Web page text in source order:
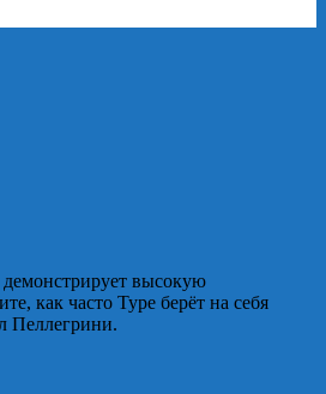
высокую
как часто Туре берёт на себя
Пеллегрини.